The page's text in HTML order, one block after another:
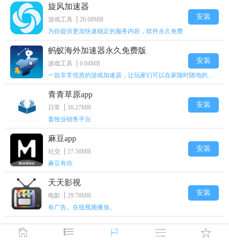
旋风加速器
游戏工具
20.68MB
为你提供更加快速稳定的服务内容，软件永久免费
安装
蚂蚁海外加速器永久免费版
游戏工具
0.04MB
安装
青青草原app
日常
16.27MB
畜牧业销售平台
安装
麻豆app
社交
27.56MB
麻豆有你
安装
天天影视
电影
29.78MB
有广告。在线视频播放。
安装